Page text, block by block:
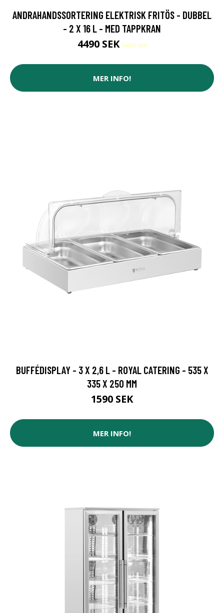
ANDRAHANDSSORTERING ELEKTRISK FRITÖS - DUBBEL
- 2 X 16 L - MED TAPPKRAN
4490 SEK5499 SEK
MER INFO!
BUFFÉDISPLAY - 3 X 2,6 L - ROYAL CATERING - 535 X
335 X 250 MM
1590 SEK
MER INFO!